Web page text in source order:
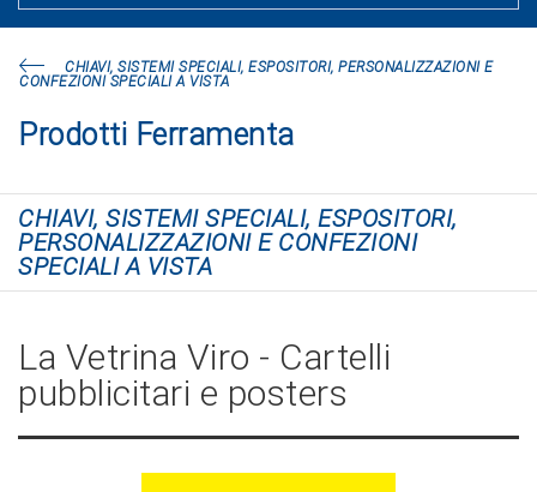
CHIAVI, SISTEMI SPECIALI, ESPOSITORI, PERSONALIZZAZIONI E
CONFEZIONI SPECIALI A VISTA
Prodotti Ferramenta
CHIAVI, SISTEMI SPECIALI, ESPOSITORI,
PERSONALIZZAZIONI E CONFEZIONI
SPECIALI A VISTA
La Vetrina Viro - Cartelli
pubblicitari e posters